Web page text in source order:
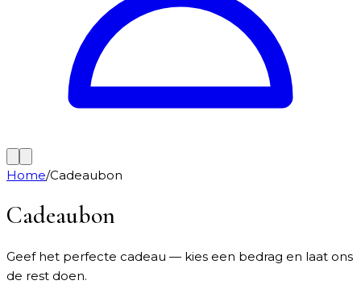
Home/Cadeaubon
Cadeaubon
Geef het perfecte cadeau — kies een bedrag en laat ons
de rest doen.